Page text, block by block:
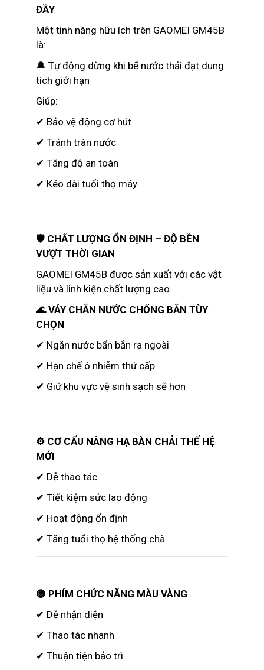
ĐẦY
Một tính năng hữu ích trên GAOMEI GM45B
là:
🔔 Tự động dừng khi bể nước thải đạt dung
tích giới hạn
Giúp:
✔ Bảo vệ động cơ hút
✔ Tránh tràn nước
✔ Tăng độ an toàn
✔ Kéo dài tuổi thọ máy
🛡️ CHẤT LƯỢNG ỔN ĐỊNH – ĐỘ BỀN
VƯỢT THỜI GIAN
GAOMEI GM45B được sản xuất với các vật
liệu và linh kiện chất lượng cao.
🌊 VÁY CHẮN NƯỚC CHỐNG BẮN TÙY
CHỌN
✔ Ngăn nước bẩn bắn ra ngoài
✔ Hạn chế ô nhiễm thứ cấp
✔ Giữ khu vực vệ sinh sạch sẽ hơn
⚙️ CƠ CẤU NÂNG HẠ BÀN CHẢI THẾ HỆ
MỚI
✔ Dễ thao tác
✔ Tiết kiệm sức lao động
✔ Hoạt động ổn định
✔ Tăng tuổi thọ hệ thống chà
🟡 PHÍM CHỨC NĂNG MÀU VÀNG
✔ Dễ nhận diện
✔ Thao tác nhanh
✔ Thuận tiện bảo trì